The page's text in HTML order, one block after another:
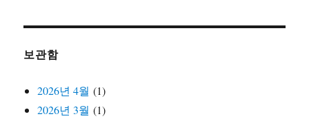
보관함
2026년 4월 (1)
2026년 3월 (1)